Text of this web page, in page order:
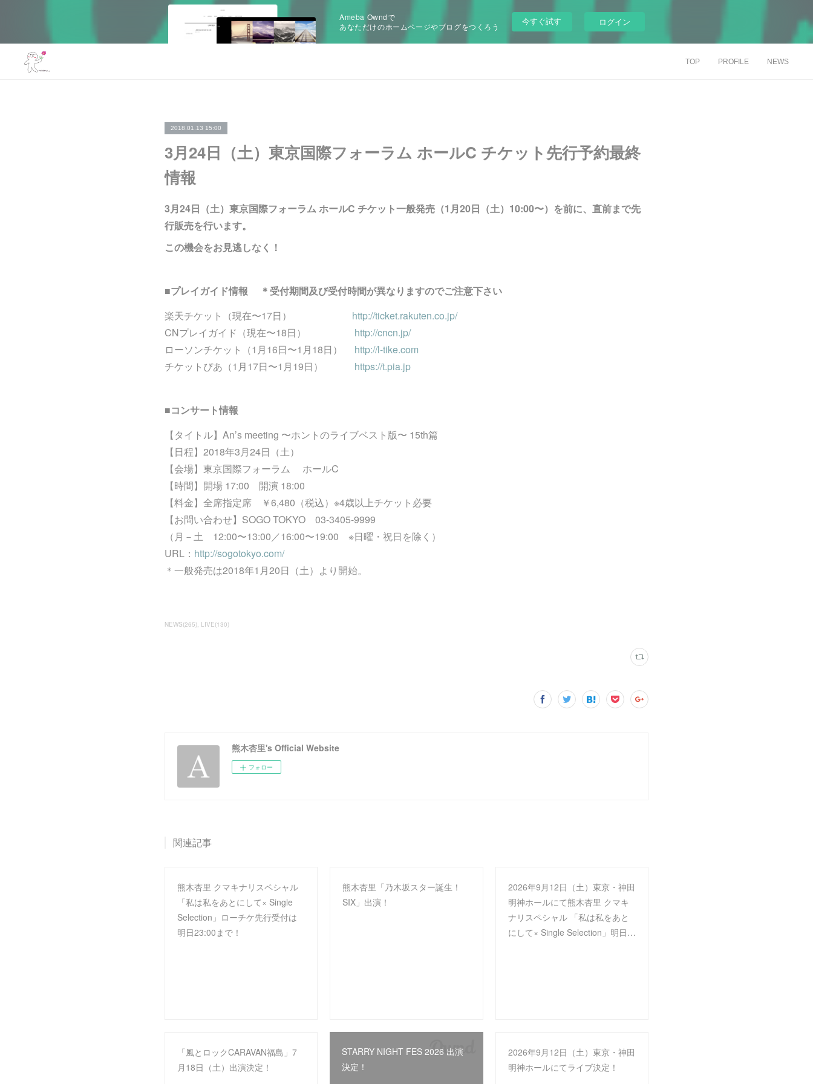
Ameba Owndで
あなただけのホームページやブログをつくろう
今すぐ試す ログイン
TOP PROFILE NEWS
2018.01.13 15:00
3月24日（土）東京国際フォーラム ホールC チケット先行予約最終
情報
3月24日（土）東京国際フォーラム ホールC チケット一般発売（1月20日（土）10:00〜）を前に、直前まで先
行販売を行います。
この機会をお見逃しなく！
■プレイガイド情報 ＊受付期間及び受付時間が異なりますのでご注意下さい
楽天チケット（現在〜17日） http://ticket.rakuten.co.jp/
CNプレイガイド（現在〜18日） http://cncn.jp/
ローソンチケット（1月16日〜1月18日） http://l-tike.com
チケットぴあ（1月17日〜1月19日） https://t.pia.jp
■コンサート情報
【タイトル】An’s meeting 〜ホントのライブベスト版〜 15th篇
【日程】2018年3月24日（土）
【会場】東京国際フォーラム ホールC
【時間】開場 17:00 開演 18:00
【料金】全席指定席 ￥6,480（税込）※4歳以上チケット必要
【お問い合わせ】SOGO TOKYO 03-3405-9999
（月－土 12:00〜13:00／16:00〜19:00 ※日曜・祝日を除く）
URL： http://sogotokyo.com/
＊一般発売は2018年1月20日（土）より開始。
NEWS(265) LIVE(130)
熊木杏里's Official Website
フォロー
関連記事
熊木杏里 クマキナリスペシャル
「私は私をあとにして× Single
Selection」ローチケ先行受付は
明日23:00まで！
熊木杏里「乃木坂スター誕生！
SIX」出演！
2026年9月12日（土）東京・神田
明神ホールにて熊木杏里 クマキ
ナリスペシャル 「私は私をあと
にして× Single Selection」明日…
「風とロックCARAVAN福島」7
月18日（土）出演決定！
STARRY NIGHT FES 2026 出演
決定！
2026年9月12日（土）東京・神田
明神ホールにてライブ決定！